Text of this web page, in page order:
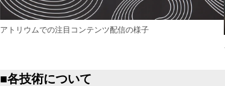
アトリウムでの注目コンテンツ配信の様子
■各技術について